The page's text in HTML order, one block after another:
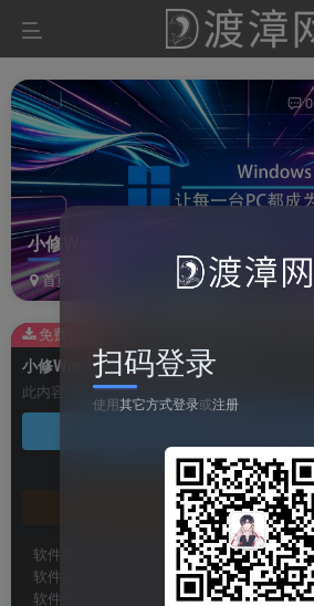
小修Windows11专业轻度精简版
首页 系统软件 正文
0
小修Windows11专业轻度精简版
此内容为免费资源，请登录后查看
技术支持
官方地址
软件类型
软件语言
软件平台
免费资源
扫码登录
使用其它方式登录或注册